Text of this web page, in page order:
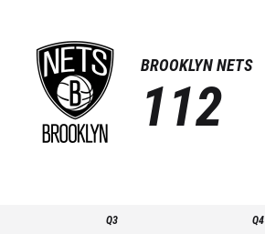
BROOKLYN NETS
112
Q3 Q4